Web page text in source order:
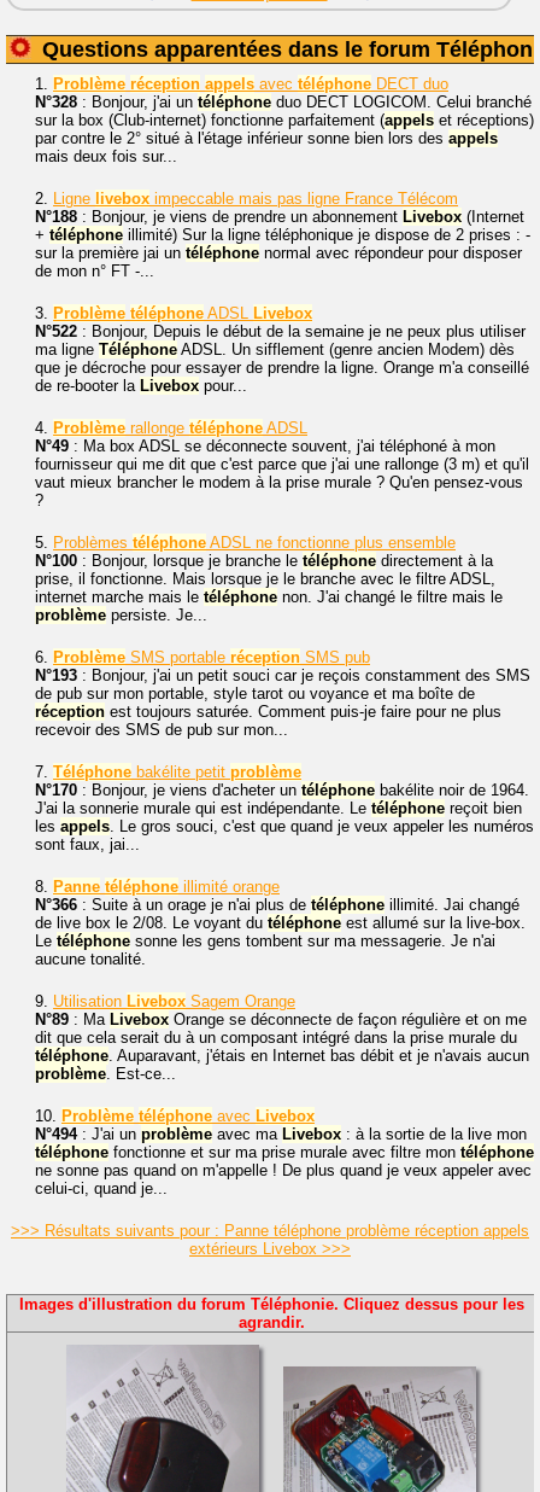
Questions apparentées dans le forum
1. Problème réception appels avec téléphone DECT duo
N°328 : Bonjour, j'ai un téléphone duo DECT LOGICOM. Celui branché
sur la box (Club-internet) fonctionne parfaitement (appels et réceptions)
par contre le 2° situé à l'étage inférieur sonne bien lors des appels
mais deux fois sur...
2. Ligne livebox impeccable mais pas ligne France Télécom
N°188 : Bonjour, je viens de prendre un abonnement Livebox (Internet
+ téléphone illimité) Sur la ligne téléphonique je dispose de 2 prises : -
sur la première jai un téléphone normal avec répondeur pour disposer
de mon n° FT -...
3. Problème téléphone ADSL Livebox
N°522 : Bonjour, Depuis le début de la semaine je ne peux plus utiliser
ma ligne Téléphone ADSL. Un sifflement (genre ancien Modem) dès
que je décroche pour essayer de prendre la ligne. Orange m'a conseillé
de re-booter la Livebox pour...
4. Problème rallonge téléphone ADSL
N°49 : Ma box ADSL se déconnecte souvent, j'ai téléphoné à mon
fournisseur qui me dit que c'est parce que j'ai une rallonge (3 m) et qu'il
vaut mieux brancher le modem à la prise murale ? Qu'en pensez-vous
?
5. Problèmes téléphone ADSL ne fonctionne plus ensemble
N°100 : Bonjour, lorsque je branche le téléphone directement à la
prise, il fonctionne. Mais lorsque je le branche avec le filtre ADSL,
internet marche mais le téléphone non. J'ai changé le filtre mais le
problème persiste. Je...
6. Problème SMS portable réception SMS pub
N°193 : Bonjour, j'ai un petit souci car je reçois constamment des SMS
de pub sur mon portable, style tarot ou voyance et ma boîte de
réception est toujours saturée. Comment puis-je faire pour ne plus
recevoir des SMS de pub sur mon...
7. Téléphone bakélite petit problème
N°170 : Bonjour, je viens d'acheter un téléphone bakélite noir de 1964.
J'ai la sonnerie murale qui est indépendante. Le téléphone reçoit bien
les appels. Le gros souci, c'est que quand je veux appeler les numéros
sont faux, jai...
8. Panne téléphone illimité orange
N°366 : Suite à un orage je n'ai plus de téléphone illimité. Jai changé
de live box le 2/08. Le voyant du téléphone est allumé sur la live-box.
Le téléphone sonne les gens tombent sur ma messagerie. Je n'ai
aucune tonalité.
9. Utilisation Livebox Sagem Orange
N°89 : Ma Livebox Orange se déconnecte de façon régulière et on me
dit que cela serait du à un composant intégré dans la prise murale du
téléphone. Auparavant, j'étais en Internet bas débit et je n'avais aucun
problème. Est-ce...
10. Problème téléphone avec Livebox
N°494: J'ai un problème avec ma Livebox : à la sortie de la live mon
téléphone fonctionne et sur ma prise murale avec filtre mon téléphone
ne sonne pas quand on m'appelle ! De plus quand je veux appeler avec
celui-ci, quand je...
>>> Résultats suivants pour : Panne téléphone problème réception appels
extérieurs Livebox >>>
Images d'illustration du forum Téléphonie. Cliquez dessus pour les
agrandir.